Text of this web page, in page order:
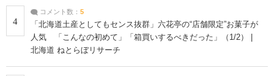
4
コメント数： 5
「北海道土産としてもセンス抜群」六花亭の“店舗限定”お菓子が
人気 「こんなの初めて」「箱買いするべきだった」（1/2） |
北海道 ねとらぼリサーチ